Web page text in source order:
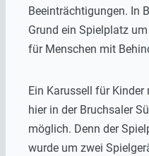
Beeinträchtigungen. In
Grund ein Spielplatz
für Menschen mit
Ein Karussell für
hier in der Bruchsaler
möglich. Denn der
wurde um zwei